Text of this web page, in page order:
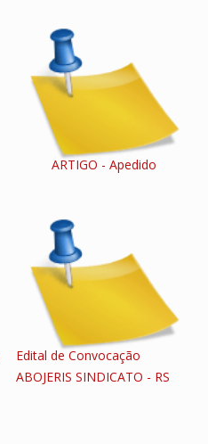
ARTIGO - Apedido
Edital de Convocação
ABOJERIS SINDICATO - RS